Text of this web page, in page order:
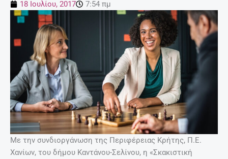
18 Ιουλίου, 2017 7:54 πμ
Με την συνδιοργάνωση της Περιφέρειας Κρήτης, Π.Ε.
Χανίων, του δήμου Καντάνου-Σελίνου, η «Σκακιστική